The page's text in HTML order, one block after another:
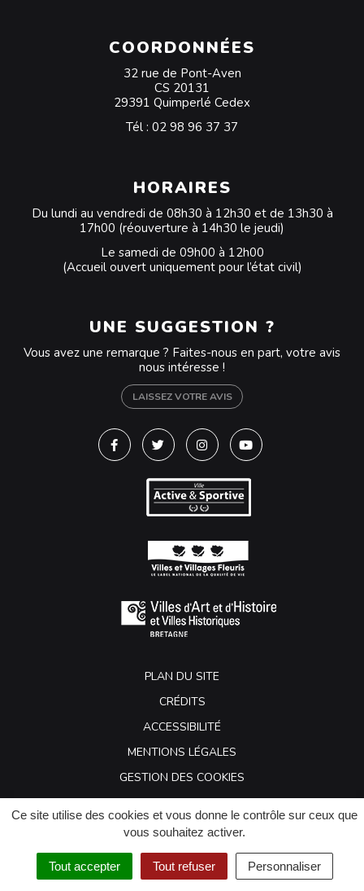
Ce site utilise des cookies et vous donne le contrôle sur ceux que
vous souhaitez activer.
Tout accepter Tout refuser Personnaliser
COORDONNÉES
32 rue de Pont-Aven
CS 20131
29391 Quimperlé Cedex
Tél : 02 98 96 37 37
HORAIRES
Du lundi au vendredi de 08h30 à 12h30 et de 13h30 à
17h00 (réouverture à 14h30 le jeudi)
Le samedi de 09h00 à 12h00
(Accueil ouvert uniquement pour l’état civil)
UNE SUGGESTION ?
Vous avez une remarque ? Faites-nous en part, votre avis
nous intéresse !
LAISSEZ VOTRE AVIS
Lien vers le compte Facebook
Lien vers le compte Twitter
Lien vers le compte
Lien vers la chaîne
PLAN DU SITE
CRÉDITS
ACCESSIBILITÉ
MENTIONS LÉGALES
GESTION DES COOKIES